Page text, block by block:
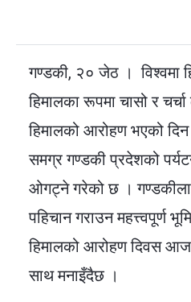
गण्डकी, २० जेठ । विश्वमा
हिमालका रूपमा चासो र
हिमालको आरोहण भएको
समग्र गण्डकी प्रदेशको
ओगट्ने गरेको छ । गण्डकीलाई
पहिचान गराउन महत्त्वपूर्ण
हिमालको आरोहण दिवस आज
साथ मनाइँदैछ ।